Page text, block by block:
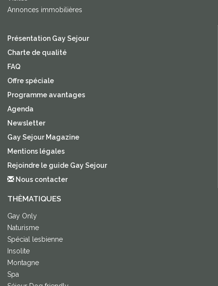
Annonces immobilières
Présentation Gay Sejour
Charte de qualité
FAQ
Offre spéciale
Programme avantages
Agenda
Newsletter
Gay Sejour Magazine
Mentions légales
Rejoindre le guide Gay Sejour
Nous contacter
THÈMATIQUES
Gay Only
Naturisme
Spécial lesbienne
Insolite
Montagne
Spa